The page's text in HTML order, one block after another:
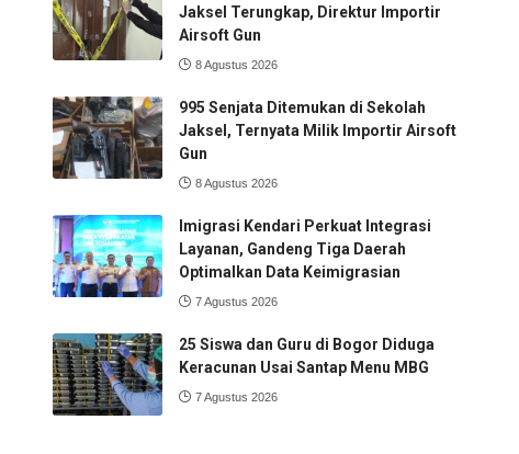
Jaksel Terungkap, Direktur Importir
Airsoft Gun
8 Agustus 2026
995 Senjata Ditemukan di Sekolah
Jaksel, Ternyata Milik Importir Airsoft
Gun
8 Agustus 2026
Imigrasi Kendari Perkuat Integrasi
Layanan, Gandeng Tiga Daerah
Optimalkan Data Keimigrasian
7 Agustus 2026
25 Siswa dan Guru di Bogor Diduga
Keracunan Usai Santap Menu MBG
7 Agustus 2026